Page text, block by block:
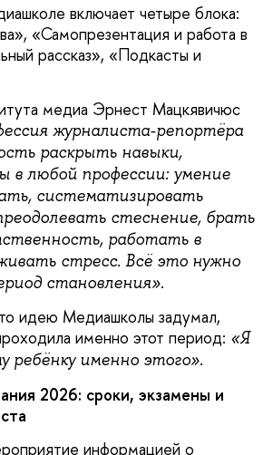
включает четыре блока:
«Самопрезентация и работа в
рассказ», «Подкасты и
медиа Эрнест Мацкявичюс
журналиста-репортёра
раскрыть навыки,
в любой профессии: умение
систематизировать
стеснение, брать
работать в
стресс. Всё это нужно
становления».
идею Медиашколы задумал,
именно этот период: «Я
ребёнку именно этого».
2026: сроки, экзамены и
информацией о